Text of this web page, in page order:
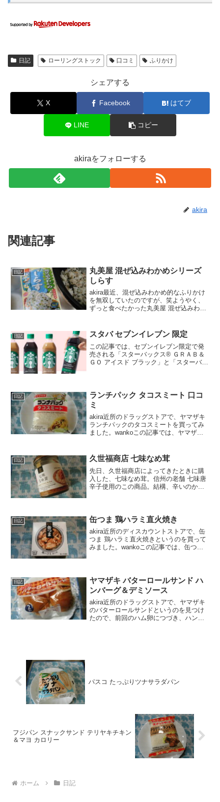
日記 ローリングストック 口コミ ふりかけ
シェアする
X Facebook はてブ
LINE コピー
akiraをフォローする
akira
関連記事
日記
丸美屋 混ぜ込みわかめシリーズ
しらす
akira最近、混ぜ込みわかめ的なふりかけ
を無双していたのですが、笑ようやく、
ずっと食べたかった丸美屋 混ぜ込みわか
ね。wankoこの記事では、丸美屋 混ぜ込
みわかめ...
日記 スタバ セブンイレブン 限定
この記事では、セブンイレブン限定で発
売される「スターバックス® ＧＲＡＢ＆
ＧＯ アイスド ブラック」と「スターバッ
日記
ランチパック タコスミート 口コ
ミ
akira近所のドラッグストアで、ヤマザキ
ランチパックのタコスミートを買ってみ
ました。wankoこの記事では、ヤマザキ
るよ！お買い得アイテムが大集合！買う
ならやっ...
日記 久世福商店 七味なめ茸
先日、久世福商店によってきたときに購
入した、七味なめ茸。信州の老舗 七味唐
辛子使用のこの商品。結構、辛いのか
したが、あまり辛くはない...
日記 缶つま 鶏ハラミ直火焼き
akira近所のディスカウントストアで、缶
つま 鶏ハラミ直火焼きというのを買って
みました。wankoこの記事では、缶つま
ぱり楽天市...
日記
ヤマザキ バターロールサンド ハ
ンバーグ＆デミソース
akira近所のドラッグストアで、ヤマザキ
のバターロールサンドというのを見つけ
たので、前回のハム卵につづき、ハンバ
パスコ たっぷりツナサラダパン
フジパン スナックサンド テリヤキチキン
＆マヨ カロリー
ホーム 日記